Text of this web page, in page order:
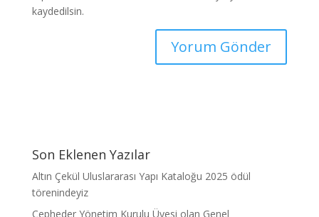
kaydedilsin.
Son Eklenen Yazılar
Altın Çekül Uluslararası Yapı Kataloğu 2025 ödül
törenindeyiz
Cepheder Yönetim Kurulu Üyesi olan Genel